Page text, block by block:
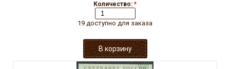
Количество: *
19 доступно для заказа